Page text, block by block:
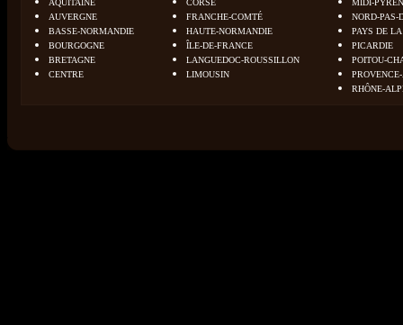
AQUITAINE
AUVERGNE
BASSE-NORMANDIE
BOURGOGNE
BRETAGNE
CENTRE
CORSE
FRANCHE-COMTÉ
HAUTE-NORMANDIE
ÎLE-DE-FRANCE
LANGUEDOC-ROUSSILLON
LIMOUSIN
MIDI-
NORD-PAS-
PAYS DE
PICARDIE
POITOU-
RHÔNE-